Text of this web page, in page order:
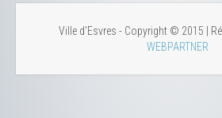
Ville d'Esvres - Copyright © 2015 |
WEBPARTNER